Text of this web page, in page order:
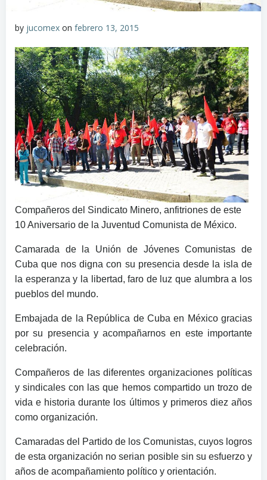
by jucomex on febrero 13, 2015
Compañeros del Sindicato Minero, anfitriones de este
10 Aniversario de la Juventud Comunista de México.
Camarada de la Unión de Jóvenes Comunistas de
Cuba que nos digna con su presencia desde la isla de
la esperanza y la libertad, faro de luz que alumbra a los
pueblos del mundo.
Embajada de la República de Cuba en México gracias
por su presencia y acompañarnos en este importante
celebración.
Compañeros de las diferentes organizaciones políticas
y sindicales con las que hemos compartido un trozo de
vida e historia durante los últimos y primeros diez años
como organización.
Camaradas del Partido de los Comunistas, cuyos logros
de esta organización no serian posible sin su esfuerzo y
años de acompañamiento político y orientación.